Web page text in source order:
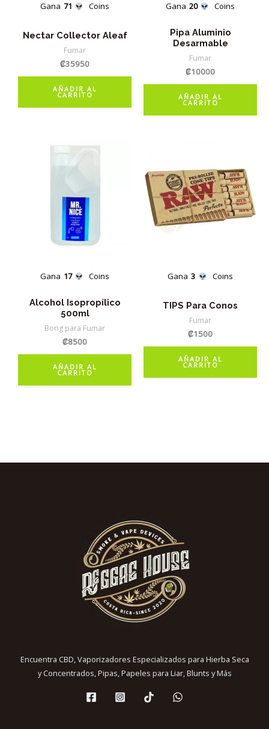
Gana 71 Coins
Nectar Collector Aleaf
Fumar
₡35950
AÑADIR AL
CARRITO
Gana 20 Coins
Pipa Aluminio
Desarmable
Fumar
₡10000
AÑADIR AL
CARRITO
Gana 17 Coins
Alcohol Isopropílico
500ml
Bong para Fumar
₡8500
AÑADIR AL
CARRITO
Gana 3 Coins
TIPS Para Conos
Fumar
₡1500
AÑADIR AL
CARRITO
Encuentra CBD, Vaporizadores Especializados para Hierba Seca
y Concentrados, Pipas, Papeles para Liar, Blunts y Más